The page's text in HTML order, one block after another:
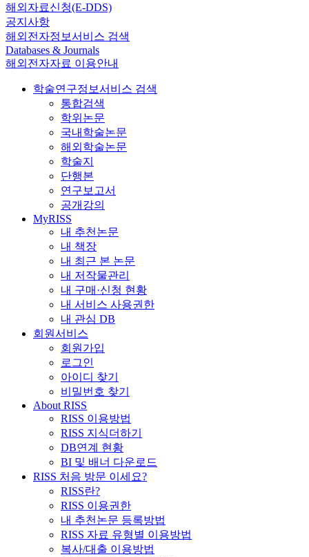
해외자료신청(E-DDS)
공지사항
해외전자정보서비스 검색
Databases & Journals
해외전자자료 이용안내
학술연구정보서비스 검색
통합검색
학위논문
국내학술논문
해외학술논문
학술지
단행본
연구보고서
공개강의
MyRISS
내 추천논문
내 책장
내 최근 본 논문
내 저작물관리
내 구매·신청 현황
내 서비스 사용권한
내 관심 DB
회원서비스
회원가입
로그인
아이디 찾기
비밀번호 찾기
About RISS
RISS 이용방법
RISS 지식더하기
DB연계 현황
BI 및 배너 다운로드
RISS 처음 방문 이세요?
RISS란?
RISS 이용권한
내 추천논문 등록방법
RISS 자료 유형별 이용방법
복사/대출 이용방법